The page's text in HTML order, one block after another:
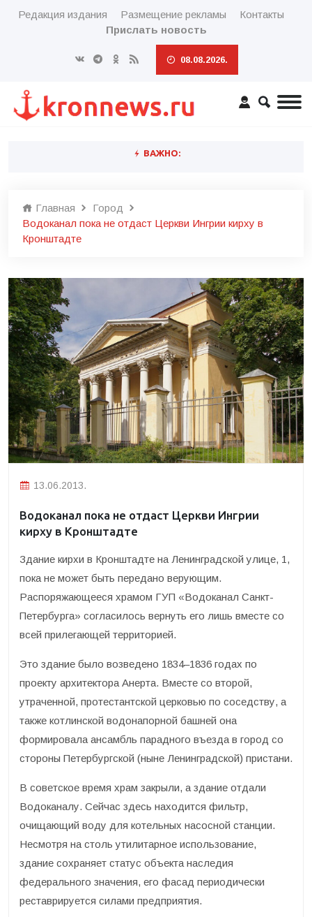
Редакция издания Размещение рекламы
Контакты
Прислать новость
08.08.2026.
ВАЖНО:
Главная
Город
Водоканал пока не отдаст Церкви Ингрии кирху в
Кронштадте
13.06.2013.
Водоканал пока не отдаст Церкви Ингрии
кирху в Кронштадте
Здание кирхи в Кронштадте на Ленинградской улице, 1,
пока не может быть передано верующим.
Распоряжающееся храмом ГУП «Водоканал Санкт-
Петербурга» согласилось вернуть его лишь вместе со
всей прилегающей территорией.
Это здание было возведено 1834–1836 годах по
проекту архитектора Анерта. Вместе со второй,
утраченной, протестантской церковью по соседству, а
также котлинской водонапорной башней она
формировала ансамбль парадного въезда в город со
стороны Петербургской (ныне Ленинградской) пристани.
В советское время храм закрыли, а здание отдали
Водоканалу. Сейчас здесь находится фильтр,
очищающий воду для котельных насосной станции.
Несмотря на столь утилитарное использование,
здание сохраняет статус объекта наследия
федерального значения, его фасад периодически
реставрируется силами предприятия.